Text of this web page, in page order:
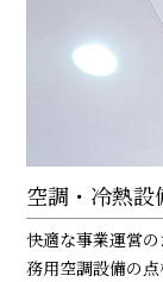
空調・冷熱設
快適な事業運営
務用空調設備の